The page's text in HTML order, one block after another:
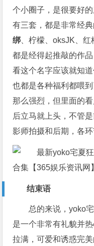
个小圈子，是很要好
有三套，都是非常经
绑 、柠檬、oksJK、
都是经得起推敲的作
看这个名字应该就知
也都是各种福利都喂
那么强烈，但里面的
后立马就上头，不管
影师拍摄和后期，各环
结束语
总的来说，yoko
是一个非常有礼貌并
拉满，可爱和诱惑完